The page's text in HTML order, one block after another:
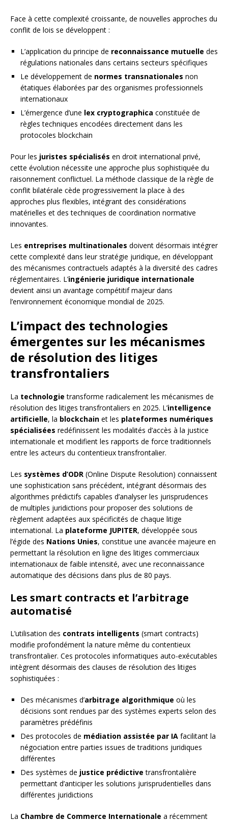
Face à cette complexité croissante, de nouvelles approches du
conflit de lois se développent :
L’application du principe de reconnaissance mutuelle des
régulations nationales dans certains secteurs spécifiques
Le développement de normes transnationales non
étatiques élaborées par des organismes professionnels
internationaux
L’émergence d’une lex cryptographica constituée de
règles techniques encodées directement dans les
protocoles blockchain
Pour les juristes spécialisés en droit international privé,
cette évolution nécessite une approche plus sophistiquée du
raisonnement conflictuel. La méthode classique de la règle de
conflit bilatérale cède progressivement la place à des
approches plus flexibles, intégrant des considérations
matérielles et des techniques de coordination normative
innovantes.
Les entreprises multinationales doivent désormais intégrer
cette complexité dans leur stratégie juridique, en développant
des mécanismes contractuels adaptés à la diversité des cadres
réglementaires. L’ingénierie juridique internationale
devient ainsi un avantage compétitif majeur dans
l’environnement économique mondial de 2025.
L’impact des technologies
émergentes sur les mécanismes
de résolution des litiges
transfrontaliers
La technologie transforme radicalement les mécanismes de
résolution des litiges transfrontaliers en 2025. L’intelligence
artificielle, la blockchain et les plateformes numériques
spécialisées redéfinissent les modalités d’accès à la justice
internationale et modifient les rapports de force traditionnels
entre les acteurs du contentieux transfrontalier.
Les systèmes d’ODR (Online Dispute Resolution) connaissent
une sophistication sans précédent, intégrant désormais des
algorithmes prédictifs capables d’analyser les jurisprudences
de multiples juridictions pour proposer des solutions de
règlement adaptées aux spécificités de chaque litige
international. La plateforme JUPITER, développée sous
l’égide des Nations Unies, constitue une avancée majeure en
permettant la résolution en ligne des litiges commerciaux
internationaux de faible intensité, avec une reconnaissance
automatique des décisions dans plus de 80 pays.
Les smart contracts et l’arbitrage
automatisé
L’utilisation des contrats intelligents (smart contracts)
modifie profondément la nature même du contentieux
transfrontalier. Ces protocoles informatiques auto-exécutables
intègrent désormais des clauses de résolution des litiges
sophistiquées :
Des mécanismes d’arbitrage algorithmique où les
décisions sont rendues par des systèmes experts selon des
paramètres prédéfinis
Des protocoles de médiation assistée par IA facilitant la
négociation entre parties issues de traditions juridiques
différentes
Des systèmes de justice prédictive transfrontalière
permettant d’anticiper les solutions jurisprudentielles dans
différentes juridictions
La Chambre de Commerce Internationale a récemment